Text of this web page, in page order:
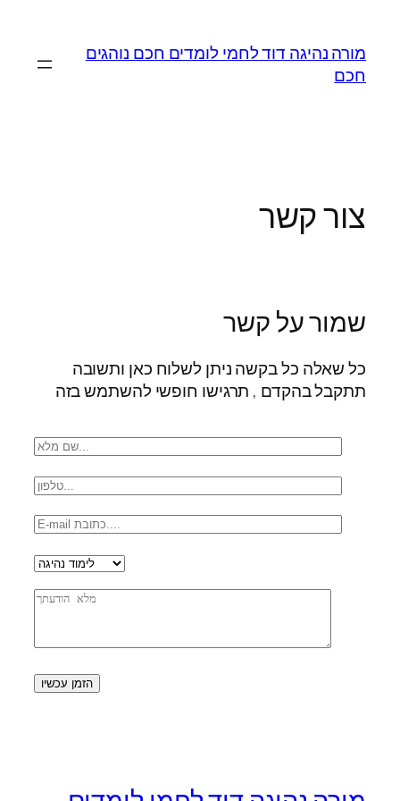
מורה נהיגה דוד לחמי לומדים חכם נוהגים
חכם
צור קשר
שמור על קשר
כל שאלה כל בקשה ניתן לשלוח כאן ותשובה
תתקבל בהקדם , תרגישו חופשי להשתמש בזה